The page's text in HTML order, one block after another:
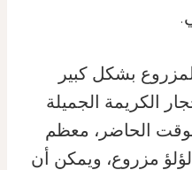
بشكل كبير
الكريمة الجميلة
الحاضر، معظم
لؤلؤ مزروع، ويمكن أن